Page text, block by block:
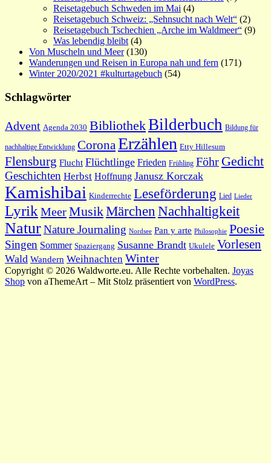
Reisetagebuch Schweden im Mai (4)
Reisetagebuch Schweiz: „Sehnsucht nach Welt“ (2)
Reisetagebuch Tschechien „Arche im Waldmeer“ (9)
Was lebendig bleibt (4)
Von Muscheln und Meer(130)
Wanderungen und Reisen in Europa nah und fern (171)
Winter 2020/2021 #kulturtagebuch (54)
Schlagwörter
Advent Agenda 2030 BibliothekBilderbuch Bildung für
nachhaltige Entwicklung Corona Erzählen Etty Hillesum
Flensburg Flucht Flüchtlinge Frieden Frühling Föhr Gedicht
Geschichten Herbst Hoffnung Janusz Korczak
Kamishibai Kinderrechte Leseförderung Lied Lieder
Lyrik MeerMusikMärchen Nachhaltigkeit
NaturNature Journaling Nordsee Pan y arte Philosophie Poesie
Singen Sommer Spaziergang Susanne Brandt Ukulele Vorlesen
Wald Wandern Weihnachten Winter
Copyright © 2026 Waldworte.eu. Alle Rechte vorbehalten. Joyas
Shop von aThemeArt – Mit Stolz präsentiert von WordPress.